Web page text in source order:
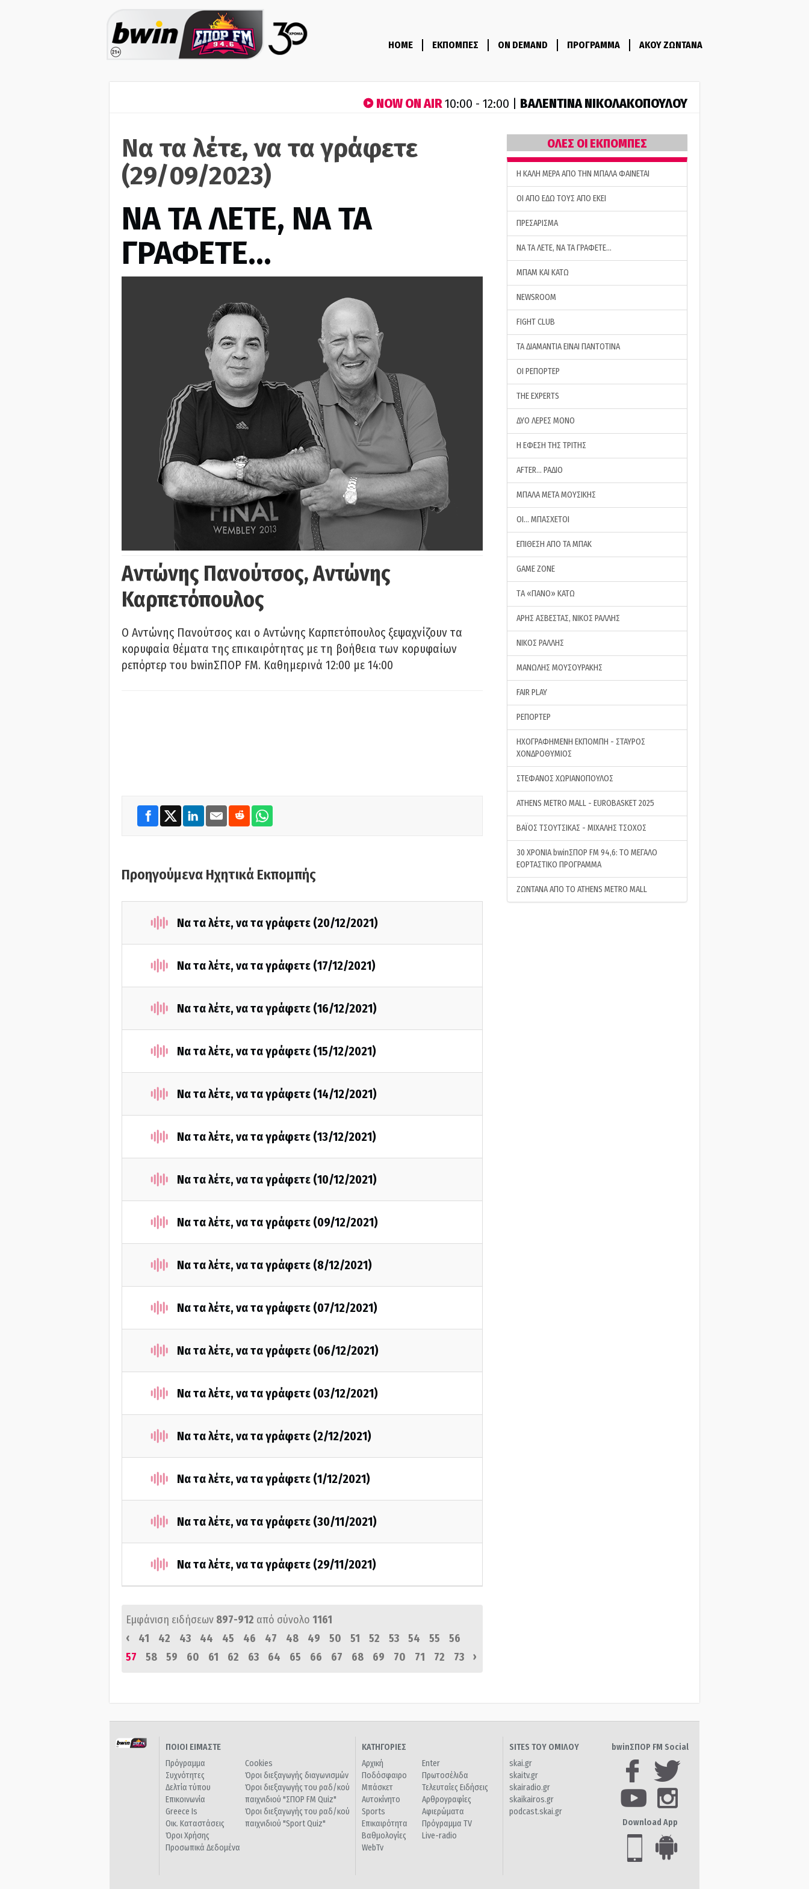
HOME ΕΚΠΟΜΠΕΣ ON DEMAND ΠΡΟΓΡΑΜΜΑ ΑΚΟΥ ΖΩΝΤΑΝΑ
NOW ON AIR10:00 - 12:00 | ΒΑΛΕΝΤΙΝΑ ΝΙΚΟΛΑΚΟΠΟΥΛΟΥ
Να τα λέτε, να τα γράφετε
(29/09/2023)
ΝΑ ΤΑ ΛΕΤΕ, ΝΑ ΤΑ
ΓΡΑΦΕΤΕ…
Αντώνης Πανούτσος, Αντώνης
Καρπετόπουλος
Ο Αντώνης Πανούτσος και ο Αντώνης Καρπετόπουλος ξεψαχνίζουν τα
κορυφαία θέματα της επικαιρότητας με τη βοήθεια των κορυφαίων
ρεπόρτερ του bwinΣΠΟΡ FM. Καθημερινά 12:00 με 14:00
Προηγούμενα Ηχητικά Εκπομπής
Να τα λέτε, να τα γράφετε (20/12/2021)
Να τα λέτε, να τα γράφετε (17/12/2021)
Να τα λέτε, να τα γράφετε (16/12/2021)
Να τα λέτε, να τα γράφετε (15/12/2021)
Να τα λέτε, να τα γράφετε (14/12/2021)
Να τα λέτε, να τα γράφετε (13/12/2021)
Να τα λέτε, να τα γράφετε (10/12/2021)
Να τα λέτε, να τα γράφετε (09/12/2021)
Να τα λέτε, να τα γράφετε (8/12/2021)
Να τα λέτε, να τα γράφετε (07/12/2021)
Να τα λέτε, να τα γράφετε (06/12/2021)
Να τα λέτε, να τα γράφετε (03/12/2021)
Να τα λέτε, να τα γράφετε (2/12/2021)
Να τα λέτε, να τα γράφετε (1/12/2021)
Να τα λέτε, να τα γράφετε (30/11/2021)
Να τα λέτε, να τα γράφετε (29/11/2021)
Εμφάνιση ειδήσεων 897-912 από σύνολο 1161
‹
41 42 43 44 45 46 47 48 49 50 51 52 53 54 55
56
57
58 59 60 61 62 63 64 65 66 67 68 69 70 71 72 73 ›
ΟΛΕΣ ΟΙ ΕΚΠΟΜΠΕΣ
H ΚΑΛΗ ΜΕΡΑ ΑΠΟ ΤΗΝ ΜΠΑΛΑ ΦΑΙΝΕΤΑΙ
ΟΙ ΑΠΟ ΕΔΩ ΤΟΥΣ ΑΠΟ ΕΚΕΙ
ΠΡΕΣΑΡΙΣΜΑ
ΝΑ ΤΑ ΛΕΤΕ, ΝΑ ΤΑ ΓΡΑΦΕΤΕ…
ΜΠΑΜ ΚΑΙ ΚΑΤΩ
NEWSROOM
FIGHT CLUB
ΤΑ ΔΙΑΜΑΝΤΙΑ ΕΙΝΑΙ ΠΑΝΤΟΤΙΝΑ
ΟΙ ΡΕΠΟΡΤΕΡ
THE EXPERTS
ΔΥΟ ΛΕΡΕΣ ΜΟΝΟ
Η ΕΦΕΣΗ ΤΗΣ ΤΡΙΤΗΣ
AFTER… ΡΑΔΙΟ
ΜΠΑΛΑ ΜΕΤΑ ΜΟΥΣΙΚΗΣ
ΟΙ… ΜΠΑΣΧΕΤΟΙ
ΕΠΙΘΕΣΗ ΑΠΟ ΤΑ ΜΠΑΚ
GAME ZONE
ΤA «ΠΑΝΟ» ΚΑΤΩ
ΑΡΗΣ ΑΣΒΕΣΤΑΣ, ΝΙΚΟΣ ΡΑΛΛΗΣ
ΝΙΚΟΣ ΡΑΛΛΗΣ
ΜΑΝΩΛΗΣ ΜΟΥΣΟΥΡΑΚΗΣ
FAIR PLAY
ΡΕΠΟΡΤΕΡ
ΗΧΟΓΡΑΦΗΜΕΝΗ ΕΚΠΟΜΠΗ - ΣΤΑΥΡΟΣ
ΧΟΝΔΡΟΘΥΜΙΟΣ
ΣΤΕΦΑΝΟΣ ΧΩΡΙΑΝΟΠΟΥΛΟΣ
ATHENS METRO MALL - EUROBASKET 2025
ΒΑΪΟΣ ΤΣΟΥΤΣΙΚΑΣ - ΜΙΧΑΛΗΣ ΤΣΟΧΟΣ
30 ΧΡΟΝΙΑ bwinΣΠΟΡ FM 94,6: ΤΟ ΜΕΓΑΛΟ
ΕΟΡΤΑΣΤΙΚΟ ΠΡΟΓΡΑΜΜΑ
ΖΩΝΤΑΝΑ ΑΠΟ ΤΟ ATHENS METRO MALL
ΠΟΙΟΙ ΕΙΜΑΣΤΕ
Πρόγραμμα
Συχνότητες
Δελτία τύπου
Επικοινωνία
Greece Is
Οικ. Καταστάσεις
Όροι Χρήσης
Προσωπικά Δεδομένα
Cookies
Όροι διεξαγωγής διαγωνισμών
Όροι διεξαγωγής του ραδ/κού
παιχνιδιού "ΣΠΟΡ FM Quiz"
Όροι διεξαγωγής του ραδ/κού
παιχνιδιού "Sport Quiz"
ΚΑΤΗΓΟΡΙΕΣ
Αρχική
Ποδόσφαιρο
Μπάσκετ
Αυτοκίνητο
Sports
Επικαιρότητα
Βαθμολογίες
WebTv
Enter
Πρωτοσέλιδα
Τελευταίες Ειδήσεις
Αρθρογραφίες
Αφιερώματα
Πρόγραμμα TV
Live-radio
SITES ΤΟΥ ΟΜΙΛΟΥ
skai.gr
skaitv.gr
skairadio.gr
skaikairos.gr
podcast.skai.gr
bwinΣΠΟΡ FM Social
Download App